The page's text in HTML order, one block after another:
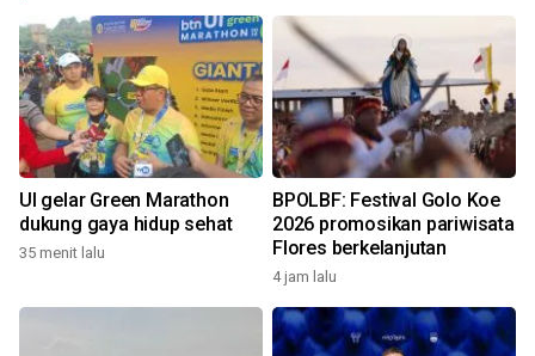
UI gelar Green Marathon
dukung gaya hidup sehat
35 menit lalu
BPOLBF: Festival Golo Koe
2026 promosikan pariwisata
Flores berkelanjutan
4 jam lalu